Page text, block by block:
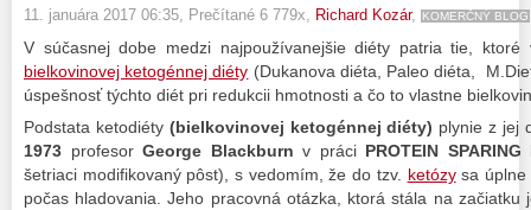
11. januára 2017 06:35 , Prečítané 6 779x, Richard Kozár, KOMERČNÝ BLOG
V súčasnej dobe medzi najpoužívanejšie diéty patria tie,
bielkovinovej ketogénnej diéty (Dukanova diéta, Paleo diéta,
úspešnosť týchto diét pri redukcii hmotnosti a čo to vlastne
Podstata ketodiéty (bielkovinovej ketogénnej diéty) plynie z jej
1973 profesor George Blackburn v práci PROTEIN
šetriaci modifikovaný pôst), s vedomím, že do tzv. ketózysa úplne
počas hladovania. Jeho pracovná otázka, ktorá stála na